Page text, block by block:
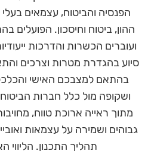
הפנסיה והביטוח, עצמאים
ההון, ביטוח וחיסכון. הפועלים
ועוברים הכשרות והדרכות
סיוע בהגדרת מטרות וצרכים
בהתאם למצבכם האישי
ושקופה מול כלל חברות
מתוך ראייה ארוכת טווח,
גבוהים ושמירה על עצמאות
תהליך התכנון. הליווי